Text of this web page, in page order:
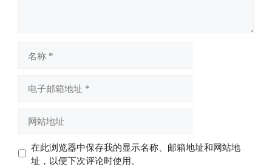
址
址
在此浏览器中保存我的显示名称、邮箱地址和网站地
址，以便下次评论时使用。